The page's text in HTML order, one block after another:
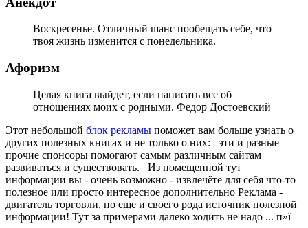
Воскресенье. Отличный шанс пообещать себе, что
твоя жизнь изменится с понедельника.
Афоризм
Целая книга выйдет, если написать все об
отношениях моих с родными. Федор Достоевский
Этот небольшой блок рекламы поможет вам больше узнать о
других полезных книгах и не только о них:
эти и разные
прочие спонсоры помогают самым различным сайтам
развиваться и существовать. Из помещенной тут
информации вы - очень возможно - извлечёте для себя что-то
полезное или просто интересное дополнительно Реклама -
двигатель торговли, но еще и своего рода источник полезной
информации! Тут за примерами далеко ходить не надо ... п»ї